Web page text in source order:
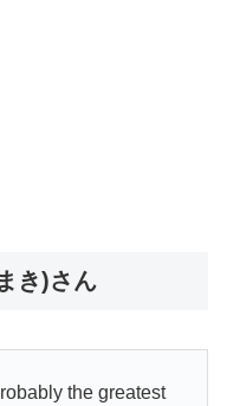
き)さん
the greatest